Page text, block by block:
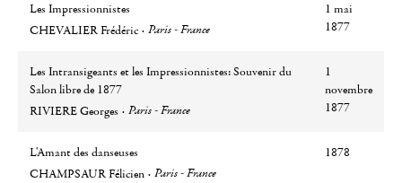
Les Impressionnistes
Auteur
CHEVALIER Frédéric
Ville Paris - France
1 mai
1877
Les Intransigeants et les Impressionnistes: Souvenir du
Salon libre de 1877
Auteur
RIVIERE Georges
Ville Paris - France
1
novembre
1877
L'Amant des danseuses
Auteur
CHAMPSAUR Félicien
Ville Paris - France
1878